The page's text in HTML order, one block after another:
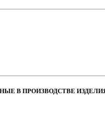
В ПРОИЗВОДСТВЕ